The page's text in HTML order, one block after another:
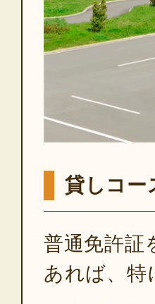
貸しコー
普通免許証
あれば、特